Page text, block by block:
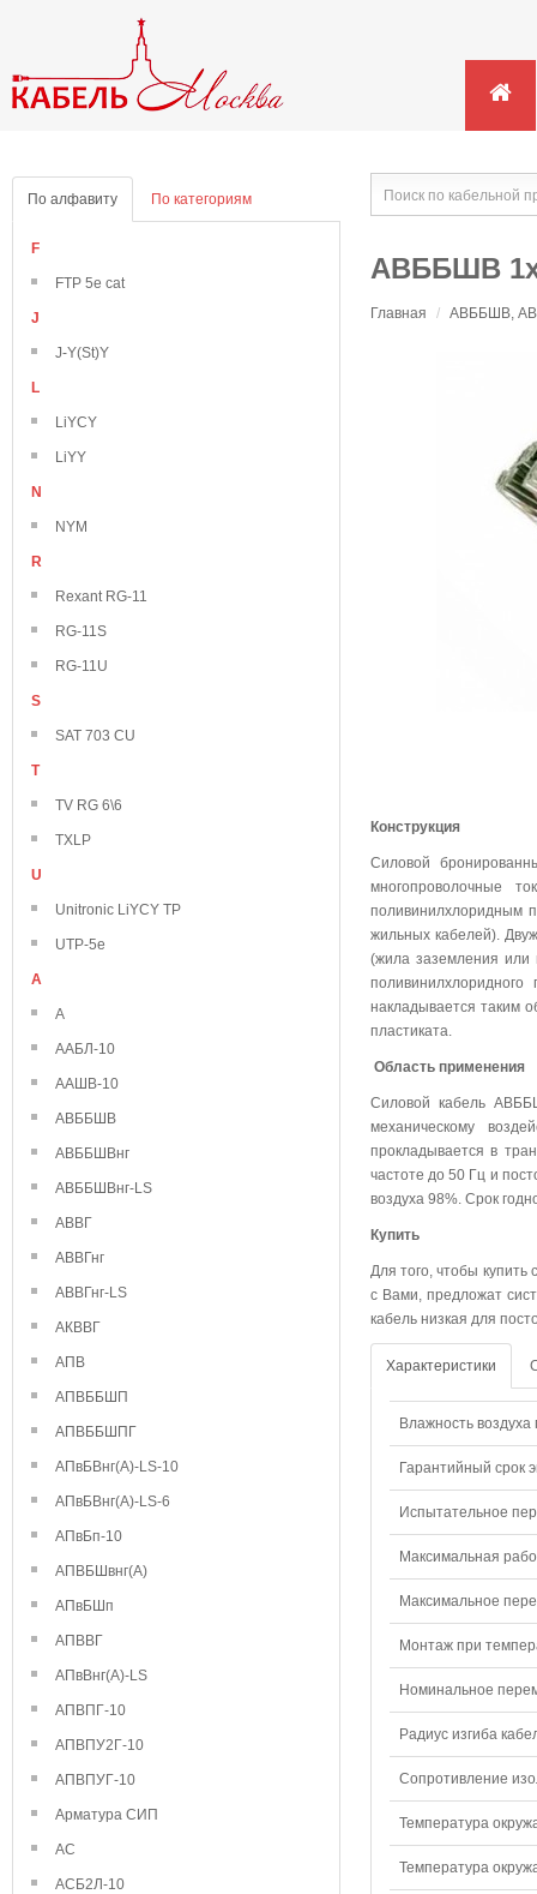
По алфавиту По категориям
F
FTP 5e cat
J
J-Y(St)Y
L
LiYCY
LiYY
N
NYM
R
Rexant RG-11
RG-11S
RG-11U
S
SAT 703 CU
T
TV RG 6\6
TXLP
U
Unitronic LiYCY TP
UTP-5e
А
А
ААБЛ-10
ААШВ-10
АВББШВ
АВББШВнг
АВББШВнг-LS
АВВГ
АВВГнг
АВВГнг-LS
АКВВГ
АПВ
АПВББШП
АПВББШПГ
АПвБВнг(А)-LS-10
АПвБВнг(А)-LS-6
АПвБп-10
АПВБШвнг(А)
АПвБШп
АПВВГ
АПвВнг(А)-LS
АПВПГ-10
АПВПУ2Г-10
АПВПУГ-10
Арматура СИП
АС
АСБ2Л-10
АВББШВ
Главная / АВББШВ,
Конструкция
Силовой
многопроволочные
поливинилхлоридным
жильных кабелей).
(жила заземления или
накладывается таким
пластиката.
Область применения
Силовой кабель
механическому
прокладывается в
частоте до 50 Гц и
воздуха 98%. Срок
Купить
Для того, чтобы
с Вами, предложат
кабель низкая для
Характеристики
Влажность воздуха
Гарантийный срок
Испытательное
Максимальная
Максимальное
Монтаж при
Номинальное
Радиус изгиба
Сопротивление
Температура
Температура